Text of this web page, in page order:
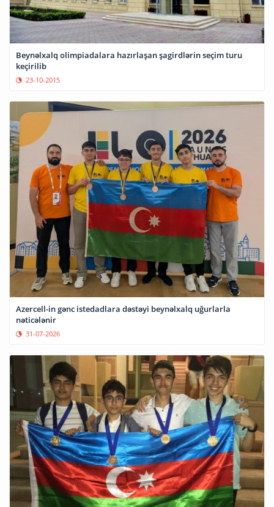
Beynəlxalq olimpiadalara hazırlaşan şagirdlərin seçim turu
keçirilib
23-10-2015
Azercell-in gənc istedadlara dəstəyi beynəlxalq uğurlarla
nəticələnir
31-07-2026